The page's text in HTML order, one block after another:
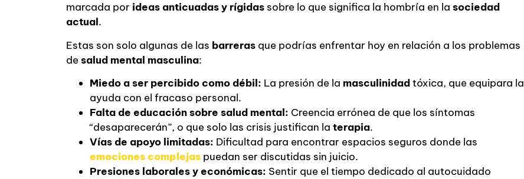
marcada por ideas anticuadas y rígidas sobre lo que significa la hombría en la sociedad
actual.
Estas son solo algunas de las barreras que podrías enfrentar hoy en relación a los problemas
de salud mental masculina:
Miedo a ser percibido como débil: La presión de la masculinidadtóxica, que equipara la
ayuda con el fracaso personal.
Falta de educación sobre salud mental: Creencia errónea de que los síntomas
“desaparecerán”, o que solo las crisis justifican la terapia.
Vías de apoyo limitadas: Dificultad para encontrar espacios seguros donde las
emociones complejas puedan ser discutidas sin juicio.
Presiones laborales y económicas: Sentir que el tiempo dedicado al autocuidado